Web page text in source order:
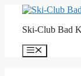
springenSki-Club Bad
Menü